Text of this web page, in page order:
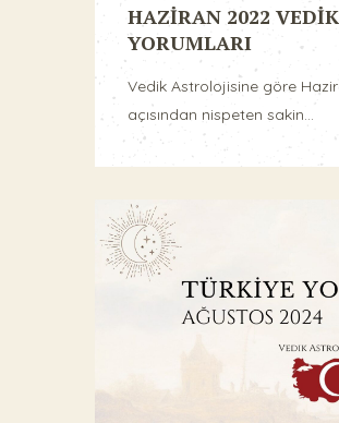
HAZİRAN 2022
YORUMLARI
Vedik Astrolojisine göre
açısından nispeten sakin...